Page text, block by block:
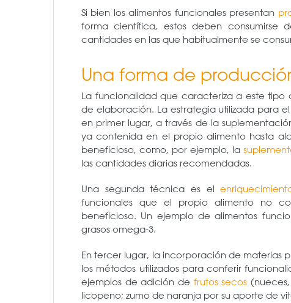
Si bien los alimentos funcionales presentan
forma científica, estos deben
cantidades en las que habitualmente se
Una forma de
La funcionalidad que caracteriza a este tipo
de elaboración. La estrategia utilizada para
en primer lugar, a través de la
ya contenida en el propio alimento hasta
beneficioso, como, por ejemplo, la
las cantidades diarias recomendadas.
Una segunda técnica es el
funcionales que el propio alimento no
beneficioso. Un ejemplo de alimentos
grasos omega-3.
En tercer lugar, la incorporación de materias
los métodos utilizados para conferir
ejemplos de adición de frutos secos
licopeno; zumo de naranja por su aporte de